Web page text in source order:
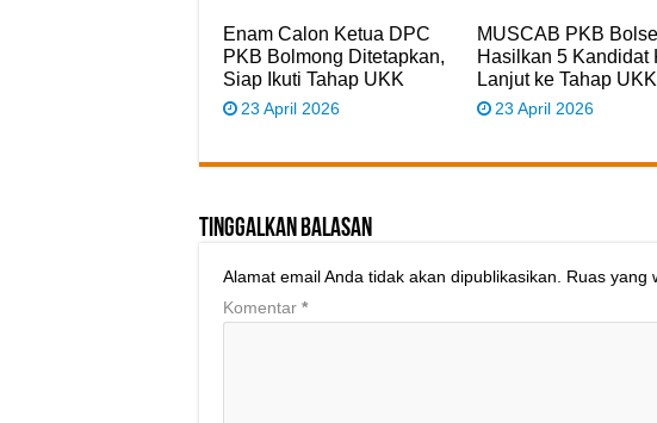
Enam Calon Ketua DPC
PKB Bolmong Ditetapkan,
Siap Ikuti Tahap UKK
23 April 2026
MUSCAB PKB
Hasilkan 5 Kandidat
Lanjut ke Tahap UKK
23 April 2026
Tinggalkan Balasan
Alamat email Anda tidak akan dipublikasikan. Ruas yang
Komentar *